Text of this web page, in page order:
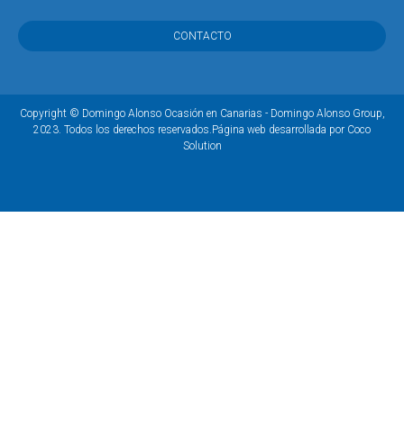
CONTACTO
Copyright © Domingo Alonso Ocasión en Canarias - Domingo Alonso Group,
2023. Todos los derechos reservados.Página web desarrollada por Coco
Solution